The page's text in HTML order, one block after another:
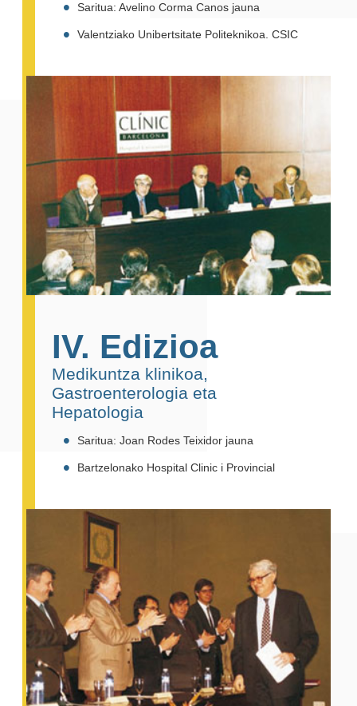
Saritua: Avelino Corma Canos jauna
Valentziako Unibertsitate Politeknikoa. CSIC
IV. Edizioa
Medikuntza klinikoa,
Gastroenterologia eta
Hepatologia
Saritua: Joan Rodes Teixidor jauna
Bartzelonako Hospital Clinic i Provincial